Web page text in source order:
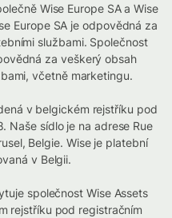
Wise Europe SA a Wise
Europe SA je odpovědná za
službami. Společnost
za veškerý obsah
včetně marketingu.
v belgickém rejstříku pod
Naše sídlo je na adrese Rue
Belgie. Wise je platební
v Belgii.
společnost Wise Assets
rejstříku pod registračním